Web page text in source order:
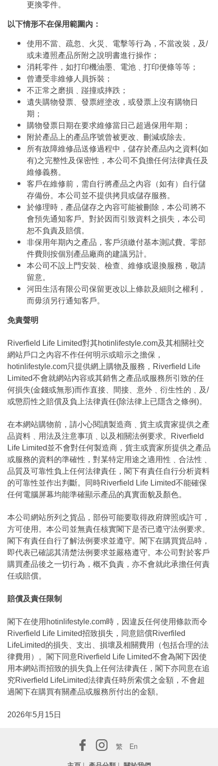
更換零件。
以下情形不在保用範圍內：
使用不當、疏忽、火災、電擊等行為，不當改裝，及/
或未遵照產品所附之說明書進行操作；
消耗零件，如打印機油墨、電池﹑打印便條等等；
曾遭受非維修人員拆裝；
不正常之磨損﹑踫撞或摔跌；
遺失購物發票、發票經塗改，或發票上沒有購物日
期；
購物發票日期在要求維修當日己超過保用年期；
附於產品上的產品序號曾被更改、刪減或除去。
所有故障維修品送修過程中，儲存於產品內之資料(如
有)之完整性及保密性，本公司不負擔任何法律責任及
維修義務。
客戶在維修前，需自行將產品之內容（如有）自行儲
存備份。本公司並不提供拷貝或儲存服務。
於修理時，產品儲存之內容可能被刪除，本公司將不
會預先通知客戶。對於因而引致資料之損失，本公司
恕不負責及賠償。
非保用年期內之產品，客戶須繳付基本測試費。零部
件費則按個別產品廠商的建議另計。
本公司不設上門安裝、檢查、維修或退換服務，敬請
留意。
河田生活有限公司保留更改以上條款及細則之權利，
而毋須另行通知客戶。
免責聲明
Riverfield Life Limited對其hotinlifestyle.com及其相關社交
網站戶口之內容不作任何明示或暗示之擔保，
hotinlifestyle.com只提供網上購物及服務，Riverfield Life
Limited不會就網站內容或其銷售之產品或服務所引致的任
何損失(金錢或無形)而作直接、間接、意外﹑衍生性的﹑及/
或懲罰性之賠償及負上法律責任(除法律上已隱含之條例)。
在本網站購物前，請小心閱讀製造商﹑貨主或賣家提供之產
品資料﹑用法及注意事項﹑以及相關法例要求。Riverfield
Life Limited並不會對任何製造商，貨主或賣家所提供之產品
或服務的資料的準確性，對某特定用途之適用性﹑合法性﹑
品質及可靠性負上任何法律責任，閣下有責任自行分析資料
的可靠性並作出判斷。同時Riverfield Life Limited不能確保
任何電腦屏幕均能準確顯示產品的真實面貌及顏色。
本公司網站所列之貨品，部份可能要取得政府牌照或許可，
方可使用。本公司並無責任核實閣下是否已遵守法例要求。
閣下有責任自行了解法例要求並遵守。閣下在購買貨品時，
即代表已確認其清楚法例要求並嚴格遵守。本公司對於客戶
購買產品後之一切行為，概不負責，亦不會就此承擔任何責
任或賠償。
賠償及責任限制
閣下在使用hotinlifestyle.com時，因違反任何使用條款而令
Riverfield Life Limited招致損失，同意賠償Riverfiled
LifeLimited的損失、支出、損壞及相關費用（包括合理的法
律費用）。閣下同意Riverfield Life Limited不會為閣下因使
用本網站而招致的損失負上任何法律責任，閣下亦同意在追
究Riverfield LifeLimited法律責任時所索償之金額，不會超
過閣下在購買有關產品或服務所付出的金額。
2026年5月15日
繁
En